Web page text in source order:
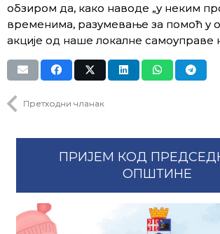
обзиром да, како наводе „у неким
временима, разумевање за помоћ у
акције од наше локалне самоуправе
Претходни чланак
ПРИЈЕМ КОД
ОПШТИНЕ